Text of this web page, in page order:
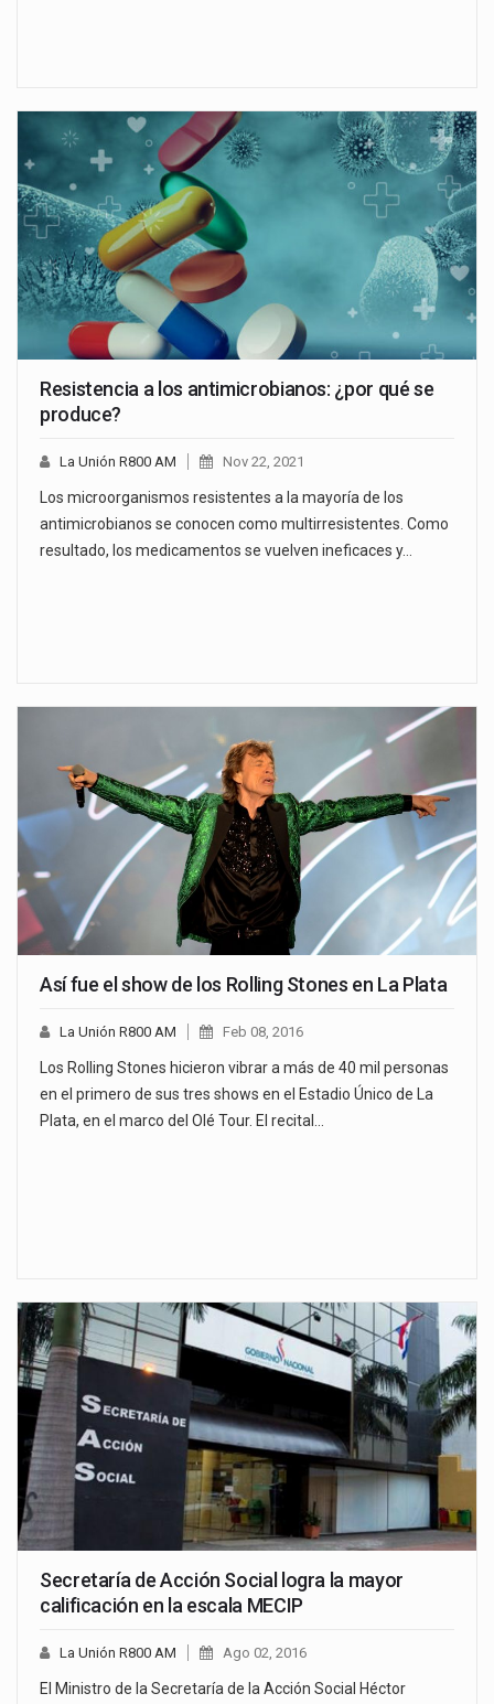
Resistencia a los antimicrobianos: ¿por qué se
produce?
La Unión R800 AM Nov 22, 2021
Los microorganismos resistentes a la mayoría de los
antimicrobianos se conocen como multirresistentes. Como
resultado, los medicamentos se vuelven ineficaces y…
Así fue el show de los Rolling Stones en La Plata
La Unión R800 AM Feb 08, 2016
Los Rolling Stones hicieron vibrar a más de 40 mil personas
en el primero de sus tres shows en el Estadio Único de La
Plata, en el marco del Olé Tour. El recital…
Secretaría de Acción Social logra la mayor
calificación en la escala MECIP
La Unión R800 AM Ago 02, 2016
El Ministro de la Secretaría de la Acción Social Héctor